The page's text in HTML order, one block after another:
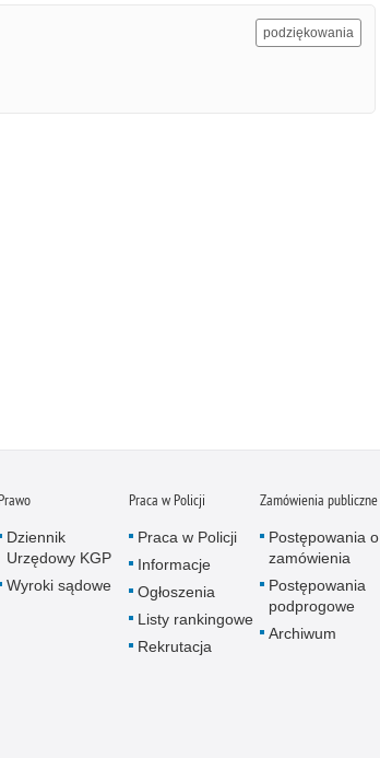
podziękowania
Prawo
Dziennik
Urzędowy KGP
Wyroki sądowe
Praca w Policji
Praca w Policji
Informacje
Ogłoszenia
Listy rankingowe
Rekrutacja
Zamówienia publiczne
Postępowania o
zamówienia
Postępowania
podprogowe
Archiwum